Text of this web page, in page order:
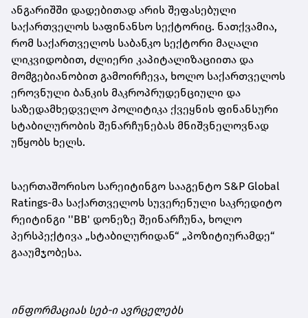
ანგარიშში დადებითად არის შეფასებული
საქართველოს საფინანსო სექტორიც. ნათქვამია,
რომ საქართველოს საბანკო სექტორი მაღალი
ლიკვიდობით, ძლიერი კაპიტალიზაციითა და
მომგებიანობით გამოირჩევა, ხოლო საქართველოს
ეროვნული ბანკის მაკროპრუდენციული და
საზედამხედველო პოლიტიკა ქვეყნის ფინანსური
სტაბილურობის შენარჩუნებას მნიშვნელოვნად
უწყობს ხელს.
საერთაშორისო სარეიტინგო სააგენტო S&P Global
Ratings-მა საქართველოს სუვერენული საკრედიტო
რეიტინგი ''BB' დონეზე შეინარჩუნა, ხოლო
პერსპექტივა „სტაბილურიდან“ „პოზიტიურამდე“
გააუმჯობესა.
ინფორმაციას სებ-ი ავრცელებს